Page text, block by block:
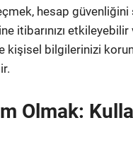
hesap
itibarınızı
bilgilerinizi
Olmak: